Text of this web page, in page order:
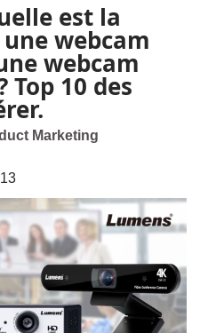
est la
webcam
webcam
Top 10 des
Marketing